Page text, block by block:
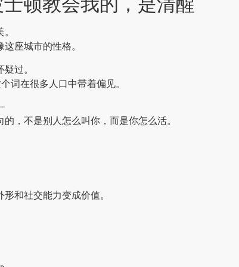
顿教会我的，是清醒
座城市的性格。
过。
个词在很多人口中带着偏见。
，不是别人怎么叫你，而是你怎么活。
和社交能力变成价值。